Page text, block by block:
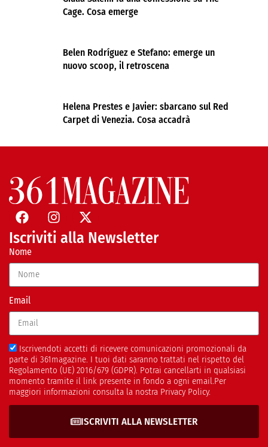
Cage. Cosa emerge
Belen Rodríguez e Stefano: emerge un
nuovo scoop, il retroscena
Helena Prestes e Javier: sbarcano sul Red
Carpet di Venezia. Cosa accadrà
Iscriviti alla Newsletter
Nome
Email
Iscrivendoti accetti di ricevere comunicazioni promozionali da
parte di 361magazine. I tuoi dati saranno trattati nel rispetto del
Regolamento (UE) 2016/679 (GDPR). Potrai cancellarti in qualsiasi
momento tramite il link presente in fondo a ogni email.Per
maggiori informazioni consulta la nostra Privacy Policy.
ISCRIVITI ALLA NEWSLETTER